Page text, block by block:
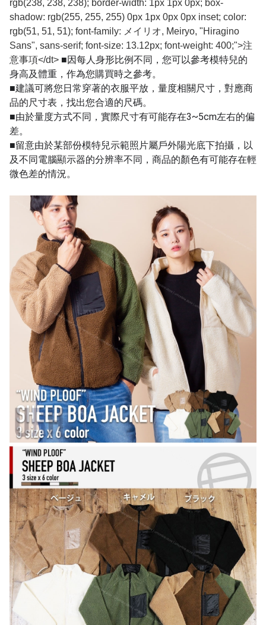
rgb(238, 238, 238); border-width: 1px 1px 0px; box-
shadow: rgb(255, 255, 255) 0px 1px 0px 0px inset; color:
rgb(51, 51, 51); font-family: メイリオ, Meiryo, "Hiragino
Sans", sans-serif; font-size: 13.12px; font-weight: 400;">注
意事項</dt> ■因每人身形比例不同，您可以參考模特兒的
身高及體重，作為您購買時之參考。
■建議可將您日常穿著的衣服平放，量度相關尺寸，對應商
品的尺寸表，找出您合適的尺碼。
■由於量度方式不同，實際尺寸有可能存在3~5cm左右的偏
差。
■留意由於某部份模特兒示範照片屬戶外陽光底下拍攝，以
及不同電腦顯示器的分辨率不同，商品的顏色有可能存在輕
微色差的情況。